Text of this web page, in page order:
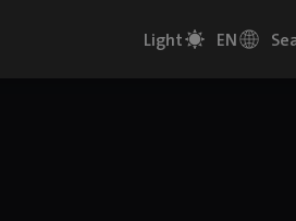
Light EN